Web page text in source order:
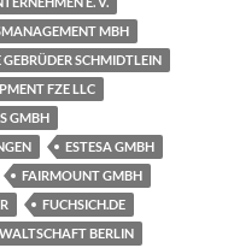
MBH
GEBRÜDER SCHMIDTLEIN
FZE LLC
GMBH
ESTESA GMBH
FAIRMOUNT GMBH
FUCHSICH.DE
BERLIN